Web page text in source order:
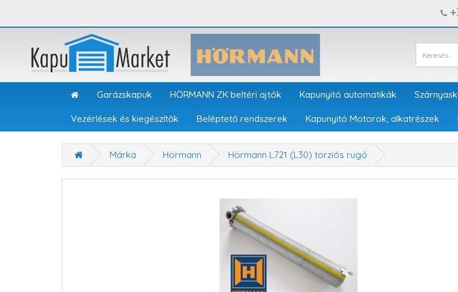
Garázskapuk HÖRMANN ZK beltéri ajtók Kapunyitó automatikák
Vezérlések és kiegészítők Beléptető rendszerek Kapunyitó Motorok, alkatrészek
Márka Hörmann Hörmann L721 (L30) torziós rugó